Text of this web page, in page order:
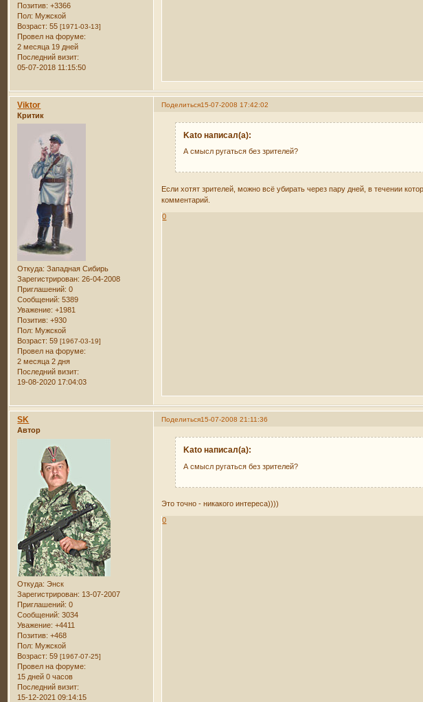
Позитив: +3366
Пол: Мужской
Возраст: 55[1971-03-13]
Провел на форуме:
2 месяца 19 дней
Последний визит:
05-07-2018 11:15:50
Поделиться15-07-2008 17:42:02
Viktor
Критик
Откуда: Западная Сибирь
Зарегистрирован: 26-04-2008
Приглашений: 0
Сообщений: 5389
Уважение: +1981
Позитив: +930
Пол: Мужской
Возраст: 59[1967-03-19]
Провел на форуме:
2 месяца 2 дня
Последний визит:
19-08-2020 17:04:03
Kato написал(а):
А смысл ругаться без зрителей?
Если хотят зрителей, можно всё убирать через пару дней, в течении
комментарий.
0
Поделиться15-07-2008 21:11:36
SK
Автор
Откуда: Энск
Зарегистрирован: 13-07-2007
Приглашений: 0
Сообщений: 3034
Уважение: +4411
Позитив: +468
Пол: Мужской
Возраст: 59[1967-07-25]
Провел на форуме:
15 дней 0 часов
Последний визит:
15-12-2021 09:14:15
Kato написал(а):
А смысл ругаться без зрителей?
Это точно - никакого интереса))))
0